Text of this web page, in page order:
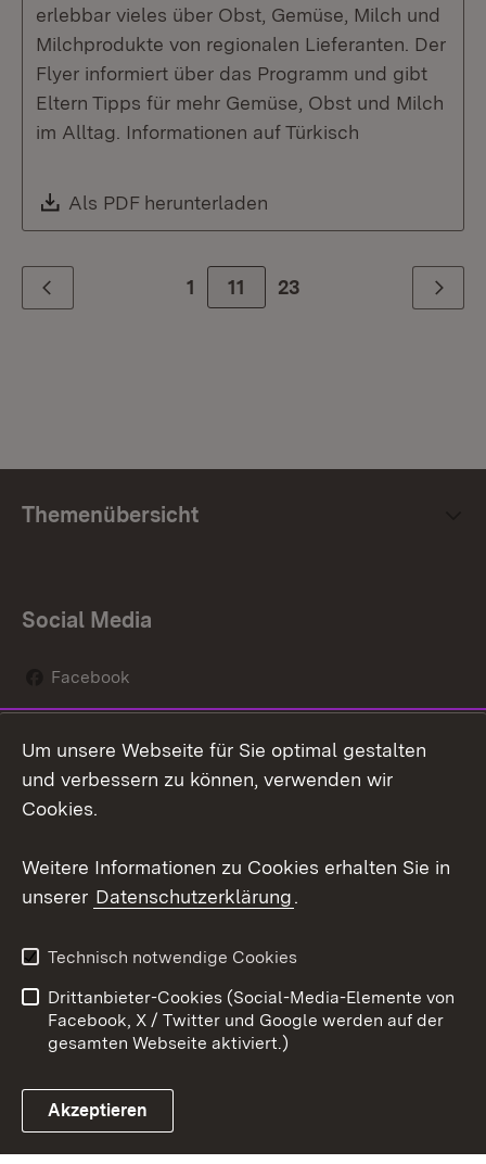
erlebbar vieles über Obst, Gemüse, Milch und
Milchprodukte von regionalen Lieferanten. Der
Flyer informiert über das Programm und gibt
Eltern Tipps für mehr Gemüse, Obst und Milch
im Alltag. Informationen auf Türkisch
Download:
Als PDF herunterladen
Zurück 1 Zur Seite
11 23 Weiter
Themenübersicht
Social Media
Facebook
Social Wall
Youtube
Link zum Landesportal
Kontakt
Datenschutz
Barrierefreiheit
Impressum Cookies
Um unsere Webseite für Sie optimal gestalten
und verbessern zu können, verwenden wir
Cookies.
Weitere Informationen zu Cookies erhalten Sie in
unserer Datenschutzerklärung.
Technisch notwendige Cookies
Drittanbieter-Cookies (Social-Media-Elemente von
Facebook, X / Twitter und Google werden auf der
gesamten Webseite aktiviert.)
Akzeptieren